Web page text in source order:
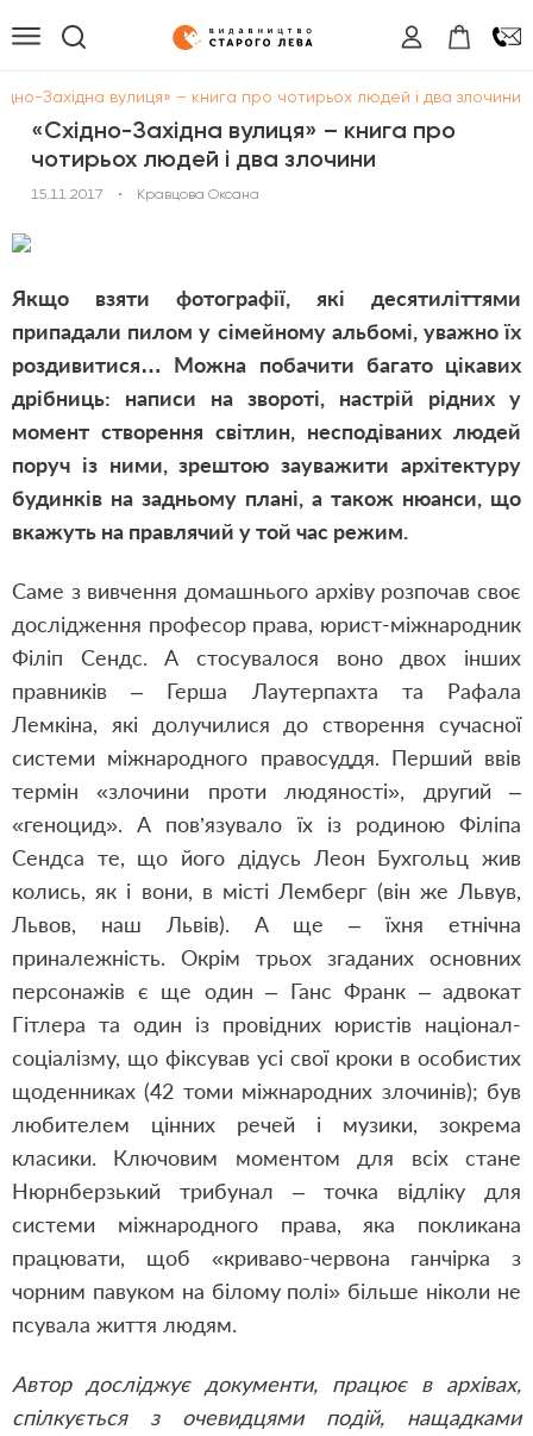
Західна вулиця» – книга про чотирьох людей і два злочини
«Східно-Західна вулиця» – книга про
чотирьох людей і два злочини
15.11.2017 • Кравцова Оксана
Якщо взяти фотографії, які десятиліттями
припадали пилом у сімейному альбомі, уважно їх
роздивитися… Можна побачити багато цікавих
дрібниць: написи на звороті, настрій рідних у
момент створення світлин, несподіваних людей
поруч із ними, зрештою зауважити архітектуру
будинків на задньому плані, а також нюанси, що
вкажуть на правлячий у той час режим.
Саме з вивчення домашнього архіву розпочав своє
дослідження професор права, юрист-міжнародник
Філіп Сендс. А стосувалося воно двох інших
правників – Герша Лаутерпахта та Рафала
Лемкіна, які долучилися до створення сучасної
системи міжнародного правосуддя. Перший ввів
термін «злочини проти людяності», другий –
«геноцид». А пов’язувало їх із родиною Філіпа
Сендса те, що його дідусь Леон Бухгольц жив
колись, як і вони, в місті Лемберг (він же Львув,
Львов, наш Львів). А ще – їхня етнічна
приналежність. Окрім трьох згаданих основних
персонажів є ще один – Ганс Франк – адвокат
Гітлера та один із провідних юристів націонал-
соціалізму, що фіксував усі свої кроки в особистих
щоденниках (42 томи міжнародних злочинів); був
любителем цінних речей і музики, зокрема
класики. Ключовим моментом для всіх стане
Нюрнберзький трибунал – точка відліку для
системи міжнародного права, яка покликана
працювати, щоб «криваво-червона ганчірка з
чорним павуком на білому полі» більше ніколи не
псувала життя людям.
Автор досліджує документи, працює в архівах,
спілкується з очевидцями подій, нащадками